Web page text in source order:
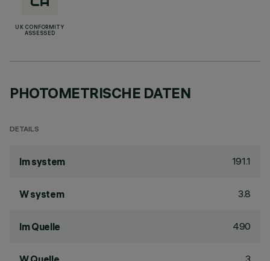
UK CONFORMITY
ASSESSED
PHOTOMETRISCHE DATEN
DETAILS
lm system 191.1
W system 3.8
lm Quelle 490
3